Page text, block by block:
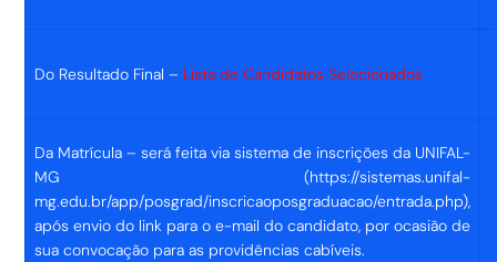
Do Resultado Final – Lista de Candidatos Selecionados
Da Matrícula – será feita via sistema de inscrições da UNIFAL-
MG (https://sistemas.unifal-
mg.edu.br/app/posgrad/inscricaoposgraduacao/entrada.php),
após envio do link para o e-mail do candidato, por ocasião de
sua convocação para as providências cabíveis.